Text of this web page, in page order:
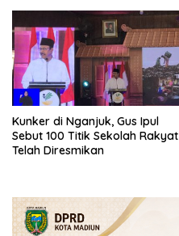
Kunker di Nganjuk, Gus Ipul
Sebut 100 Titik Sekolah Rakyat
Telah Diresmikan